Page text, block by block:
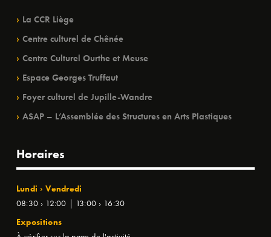
La CCR Liège
Centre culturel de Chênée
Centre Culturel Ourthe et Meuse
Espace Georges Truffaut
Foyer culturel de Jupille-Wandre
ASAP – L’Assemblée des Structures en Arts Plastiques
Horaires
Lundi › Vendredi
08:30 › 12:00 | 13:00 › 16:30
Expositions